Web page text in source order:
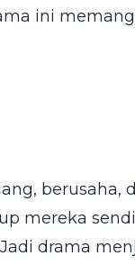
ini
berusaha,
mereka
drama